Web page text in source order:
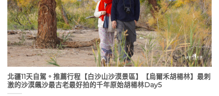
北疆11天自駕。推薦行程【白沙山沙漠景區】【烏爾禾胡楊林】最刺
激的沙漠飆沙最古老最好拍的千年原始胡楊林Day5